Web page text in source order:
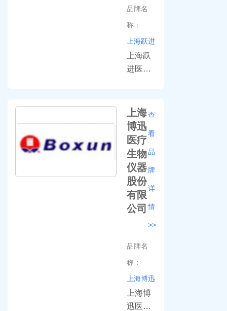
638-
1718
养箱、
马弗
炉、水
浴以及
备。免
费咨询
电话
400-
638-
1718
品牌名
称：
上海跃进
上海跃
进医疗
具有45
年以上
的口碑
企业，
主攻实
验室设
备和医
疗器械
的研发
制造，
培养
箱、干
燥箱、
试验
上海
博迅
医疗
生物
仪器
股份
有限
公司
查
看
品
牌
详
情
>>
品牌名
称：
上海博迅
上海博
迅医疗